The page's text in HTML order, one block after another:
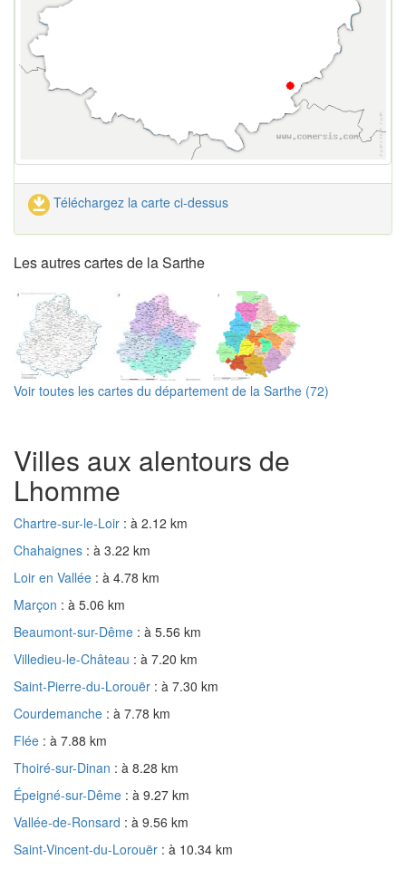
Téléchargez la carte ci-dessus
Les autres cartes de la Sarthe
Voir toutes les cartes du département de la Sarthe (72)
Villes aux alentours de
Lhomme
Chartre-sur-le-Loir : à 2.12 km
Chahaignes : à 3.22 km
Loir en Vallée : à 4.78 km
Marçon : à 5.06 km
Beaumont-sur-Dême : à 5.56 km
Villedieu-le-Château : à 7.20 km
Saint-Pierre-du-Lorouër : à 7.30 km
Courdemanche : à 7.78 km
Flée : à 7.88 km
Thoiré-sur-Dinan : à 8.28 km
Épeigné-sur-Dême : à 9.27 km
Vallée-de-Ronsard : à 9.56 km
Saint-Vincent-du-Lorouër : à 10.34 km